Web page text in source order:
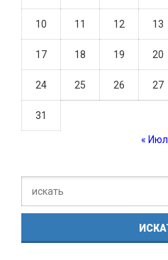
10 11 12 13
17 18 19 20
24 25 26 27
31
« Июл